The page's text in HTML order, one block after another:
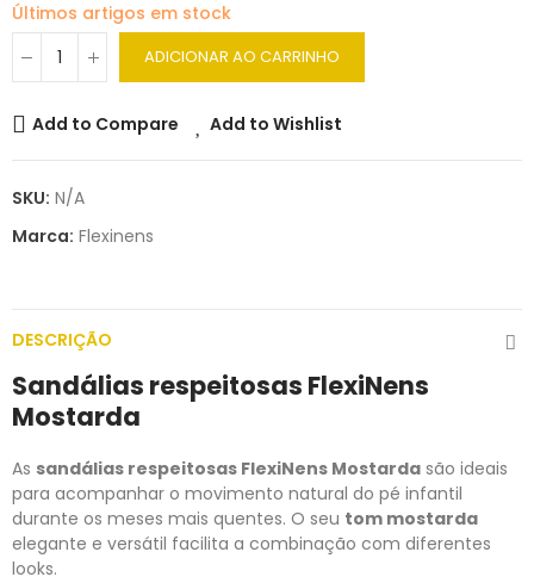
Últimos artigos em stock
ADICIONAR AO CARRINHO
Add to Compare Add to Wishlist
SKU: N/A
Marca: Flexinens
DESCRIÇÃO
Sandálias respeitosas FlexiNens
Mostarda
As sandálias respeitosas FlexiNens Mostarda são ideais
para acompanhar o movimento natural do pé infantil
durante os meses mais quentes. O seu tom mostarda
elegante e versátil facilita a combinação com diferentes
looks.